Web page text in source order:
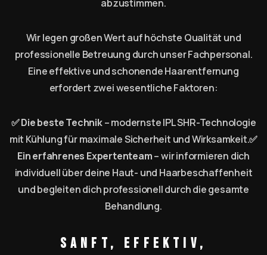
abzustimmen.
Wir legen großen Wert auf höchste Qualität und
professionelle Betreuung durch unser Fachpersonal.
Eine effektive und schonende Haarentfernung
erfordert zwei wesentliche Faktoren:
✅Die beste Technik– modernste IPL SHR-Technologie
mit Kühlung für maximale Sicherheit und Wirksamkeit.✅
Ein erfahrenes Expertenteam– wir informieren dich
individuell über deine Haut- und Haarbeschaffenheit
und begleiten dich professionell durch die gesamte
Behandlung.
Sanft, effektiv,